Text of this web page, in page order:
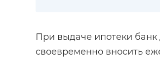
При выдаче ипотеки
своевременно вносить